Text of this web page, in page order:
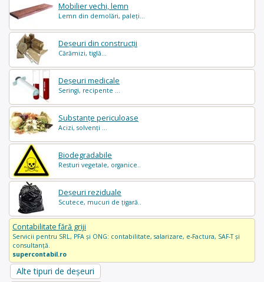
Mobilier vechi, lemn
Lemn din demolări, paleți...
Deșeuri din construcții
Cărămizi, tiglă...
Deșeuri medicale
Seringi, recipente ...
Substanțe periculoase
Acizi, solvenți ...
Biodegradabile
Resturi vegetale, organice..
Deșeuri reziduale
Scutece, mucuri de țigară..
Contabilitate fără griji
Servicii pentru SRL, PFA și ONG: contabilitate, salarizare, e-Factura, SAF-T și
consultanță.
supercontabil.ro
Alte tipuri de deșeuri